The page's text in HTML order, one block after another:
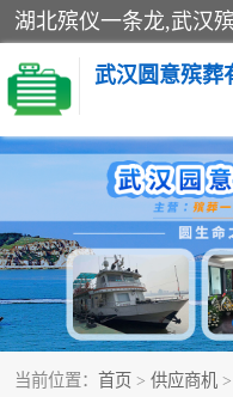
武汉圆意殡葬
当前位置： 首页 > 供应商机 >
殡葬一条龙服务
武汉锦辉天堂文化园
长乐园陵园
武汉市阳逻九龙宫陵园